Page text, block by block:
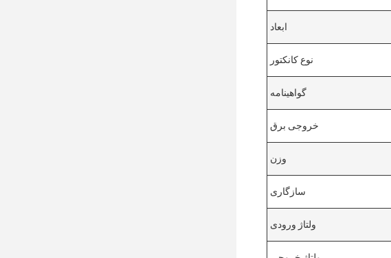
ابعاد
نوع کانکتور
گواهینامه
خروجی برق
وزن
سازگاری
ولتاژ ورودی